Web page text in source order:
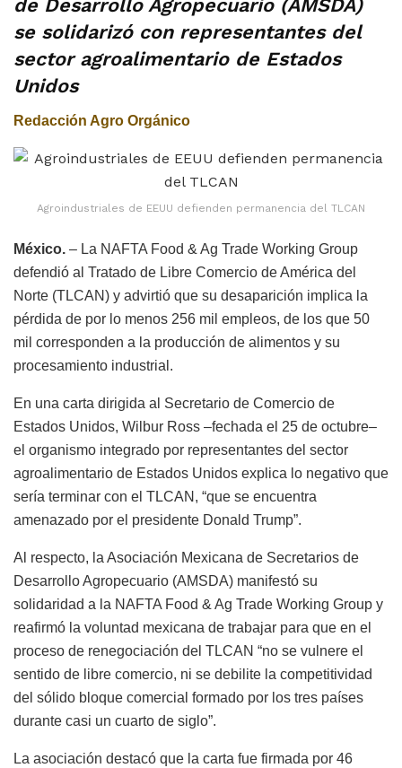
de Desarrollo Agropecuario (AMSDA)
se solidarizó con representantes del
sector agroalimentario de Estados
Unidos
Redacción Agro Orgánico
Agroindustriales de EEUU defienden permanencia del TLCAN
México. – La NAFTA Food & Ag Trade Working Group
defendió al Tratado de Libre Comercio de América del
Norte (TLCAN) y advirtió que su desaparición implica la
pérdida de por lo menos 256 mil empleos, de los que 50
mil corresponden a la producción de alimentos y su
procesamiento industrial.
En una carta dirigida al Secretario de Comercio de
Estados Unidos, Wilbur Ross –fechada el 25 de octubre–
el organismo integrado por representantes del sector
agroalimentario de Estados Unidos explica lo negativo que
sería terminar con el TLCAN, “que se encuentra
amenazado por el presidente Donald Trump”.
Al respecto, la Asociación Mexicana de Secretarios de
Desarrollo Agropecuario (AMSDA) manifestó su
solidaridad a la NAFTA Food & Ag Trade Working Group y
reafirmó la voluntad mexicana de trabajar para que en el
proceso de renegociación del TLCAN “no se vulnere el
sentido de libre comercio, ni se debilite la competitividad
del sólido bloque comercial formado por los tres países
durante casi un cuarto de siglo”.
La asociación destacó que la carta fue firmada por 46